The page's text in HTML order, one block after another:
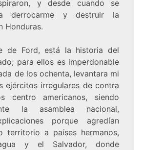
y desde cuando se
derrocarme y destruir la
Honduras.
de Ford, está la historia del
para ellos es imperdonable
de los ochenta, levantara mi
ejércitos irregulares de contra
centro americanos, siendo
la asamblea nacional,
porque agredían
territorio a países hermanos,
y el Salvador, donde